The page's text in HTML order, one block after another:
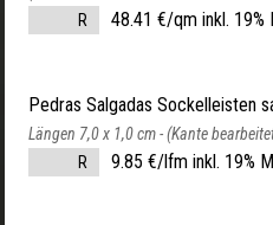
R
48.41 €/qm inkl.
Pedras Salgadas Sockelleisten
Längen 7,0 x 1,0 cm -(Kante
R
9.85 €/lfm inkl. 19%